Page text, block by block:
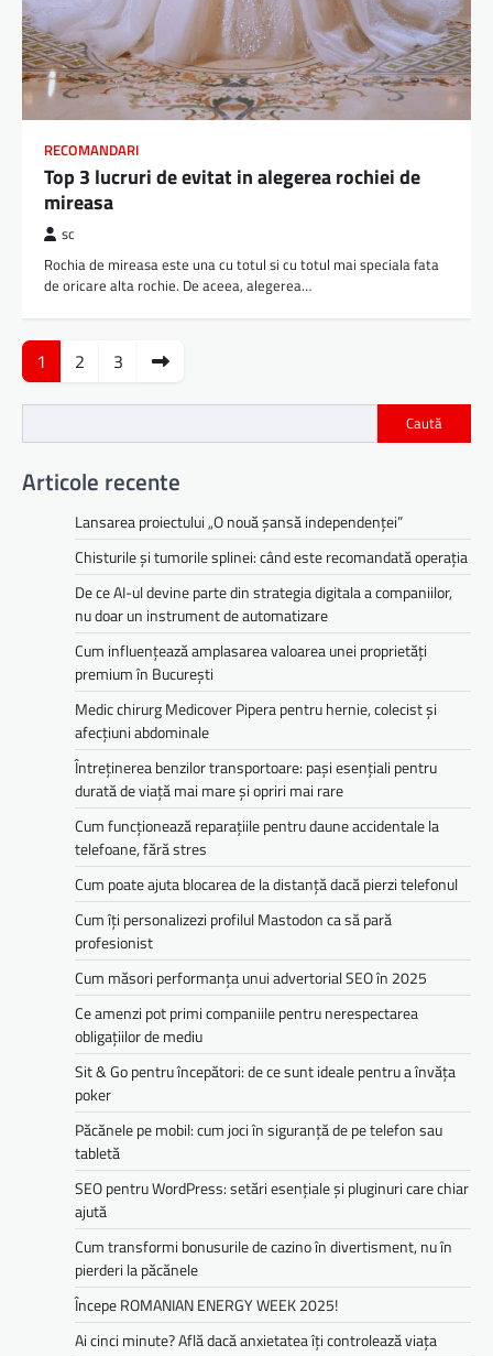
RECOMANDARI
Top 3 lucruri de evitat in alegerea rochiei de
mireasa
sc
Rochia de mireasa este una cu totul si cu totul mai speciala fata
de oricare alta rochie. De aceea, alegerea…
Paginație
articole
1 2 3
Caută
Articole recente
Lansarea proiectului „O nouă șansă independenței”
Chisturile și tumorile splinei: când este recomandată operația
De ce AI-ul devine parte din strategia digitala a companiilor,
nu doar un instrument de automatizare
Cum influențează amplasarea valoarea unei proprietăți
premium în București
Medic chirurg Medicover Pipera pentru hernie, colecist și
afecțiuni abdominale
Întreținerea benzilor transportoare: pași esențiali pentru
durată de viață mai mare și opriri mai rare
Cum funcționează reparațiile pentru daune accidentale la
telefoane, fără stres
Cum poate ajuta blocarea de la distanță dacă pierzi telefonul
Cum îți personalizezi profilul Mastodon ca să pară
profesionist
Cum măsori performanța unui advertorial SEO în 2025
Ce amenzi pot primi companiile pentru nerespectarea
obligațiilor de mediu­­
Sit & Go pentru începători: de ce sunt ideale pentru a învăța
poker
Păcănele pe mobil: cum joci în siguranță de pe telefon sau
tabletă
SEO pentru WordPress: setări esențiale și pluginuri care chiar
ajută
Cum transformi bonusurile de cazino în divertisment, nu în
pierderi la păcănele
Începe ROMANIAN ENERGY WEEK 2025!
Ai cinci minute? Află dacă anxietatea îți controlează viața